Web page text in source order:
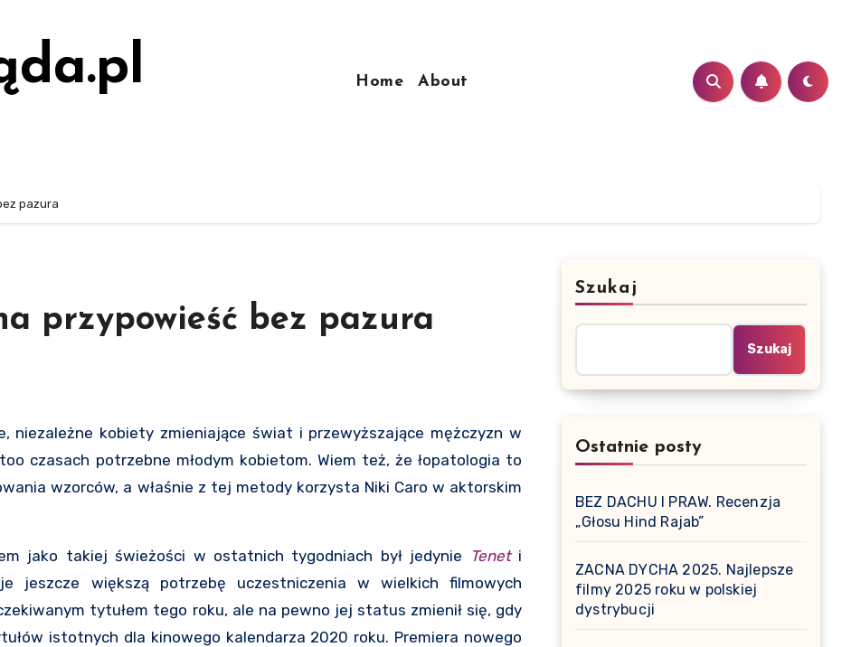
Home About
pazura
przypowieść bez pazura
niezależne kobiety zmieniające świat i przewyższające mężczyzn w
czasach potrzebne młodym kobietom. Wiem też, że łopatologia to
wzorców, a właśnie z tej metody korzysta Niki Caro w aktorskim
jako takiej świeżości w ostatnich tygodniach był jedynie Tenet i
jeszcze większą potrzebę uczestniczenia w wielkich filmowych
tytułem tego roku, ale na pewno jej status zmienił się, gdy
istotnych dla kinowego kalendarza 2020 roku. Premiera nowego
Szukaj
Szukaj
Ostatnie posty
BEZ DACHU I PRAW. Recenzja
„Głosu Hind Rajab”
ZACNA DYCHA 2025. Najlepsze
filmy 2025 roku w polskiej
dystrybucji